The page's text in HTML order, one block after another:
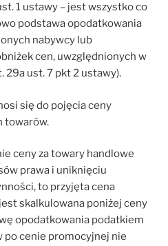
1 ustawy – jest wszystko co
podstawa opodatkowania
nabywcy lub
cen, uwzględnionych w
29a ust. 7 pkt 2 ustawy).
się do pojęcia ceny
towarów.
ceny za towary handlowe
prawa i uniknięciu
to przyjęta cena
skalkulowana poniżej ceny
opodatkowania podatkiem
po cenie promocyjnej nie